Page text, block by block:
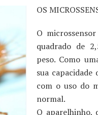
OS
O
quadrado de
peso. Como
sua
com o uso do
normal.
O aparelhinho,